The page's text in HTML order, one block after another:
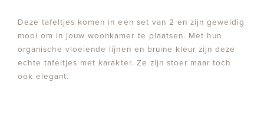
Deze tafeltjes komen in een set van 2 en zijn geweldig
mooi om in jouw woonkamer te plaatsen. Met hun
organische vloeiende lijnen en bruine kleur zijn deze
echte tafeltjes met karakter. Ze zijn stoer maar toch
ook elegant.